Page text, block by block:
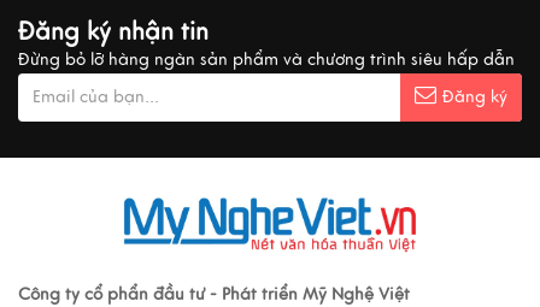
Xem thêm
Ý nghĩa cảnh vật Tranh sơn mài
Các loại tranh sơn mài nổi tiếng
Đăng ký nhận tin
Đừng bỏ lỡ hàng ngàn sản phẩm và chương trình siêu hấp dẫn
Đăng ký
Công ty cổ phẩn đầu tư - Phát triển Mỹ Nghệ Việt